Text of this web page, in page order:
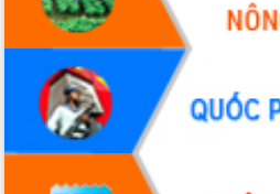
Đắk Lắk đẩy mạnh nuôi biển công
nghệ, hướng tới phát triển thủy sản
bền vững
Tập huấn nâng cao năng lực triển khai
chuyển đổi số cho cán bộ, công chức
cấp xã
Đắk Lắk phát động hưởng ứng Ngày
Quyền của người tiêu dùng Việt Nam